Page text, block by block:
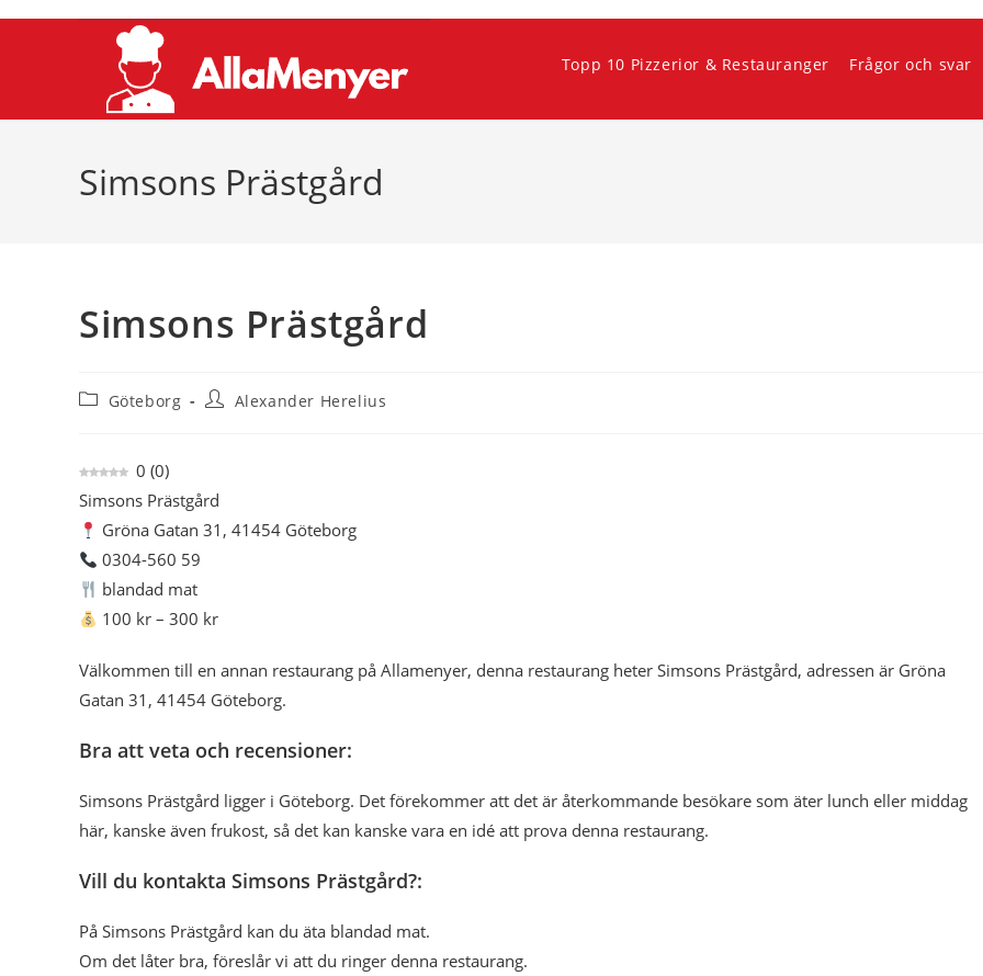
Topp 10 Pizzerior & Restauranger Frågor och svar
Simsons Prästgård
Simsons Prästgård
Inläggskategori:
Göteborg Inläggsförfattare:
Alexander Herelius
0 (0)
Simsons Prästgård
Gröna Gatan 31, 41454 Göteborg
0304-560 59
blandad mat
100 kr – 300 kr
Välkommen till en annan restaurang på Allamenyer, denna restaurang heter Simsons Prästgård, adressen är Gröna
Gatan 31, 41454 Göteborg.
Bra att veta och recensioner:
Simsons Prästgård ligger i Göteborg. Det förekommer att det är återkommande besökare som äter lunch eller middag
här, kanske även frukost, så det kan kanske vara en idé att prova denna restaurang.
Vill du kontakta Simsons Prästgård?:
På Simsons Prästgård kan du äta blandad mat.
Om det låter bra, föreslår vi att du ringer denna restaurang.